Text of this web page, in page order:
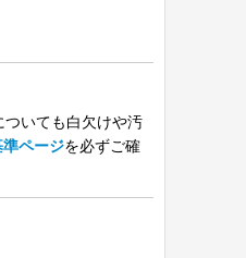
いても白欠けや汚
ページを必ずご確